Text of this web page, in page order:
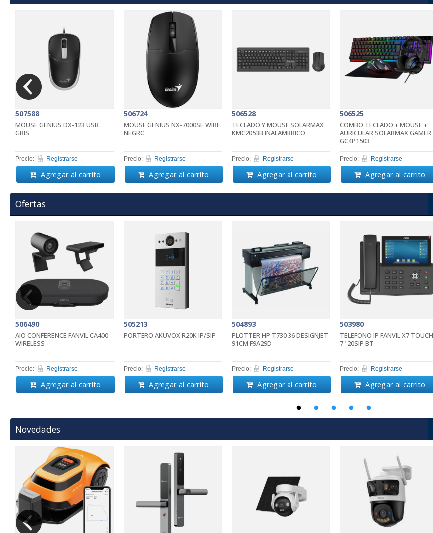
507588
MOUSE GENIUS DX-123 USB
GRIS
Precio: Registrarse
Agregar al carrito
506724
MOUSE GENIUS NX-7000SE WIRE
NEGRO
Precio: Registrarse
Agregar al carrito
506528
TECLADO Y MOUSE SOLARMAX
KMC2053B INALAMBRICO
Precio: Registrarse
Agregar al carrito
506525
COMBO TECLADO + MOUSE +
AURICULAR SOLARMAX GAMER
GC4P1503
Precio: Registrarse
Agregar al carrito
Ofertas
506490
AIO CONFERENCE FANVIL CA400
WIRELESS
Precio: Registrarse
Agregar al carrito
505213
PORTERO AKUVOX R20K IP/SIP
Precio: Registrarse
Agregar al carrito
504893
PLOTTER HP T730 36 DESIGNJET
91CM F9A29D
Precio: Registrarse
Agregar al carrito
503980
TELEFONO IP FANVIL X7 TOUCH
7" 20SIP BT
Precio: Registrarse
Agregar al carrito
Novedades